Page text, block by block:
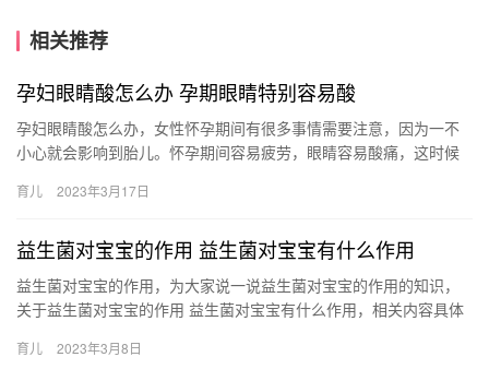
相关推荐
孕妇眼睛酸怎么办 孕期眼睛特别容易酸
孕妇眼睛酸怎么办，女性怀孕期间有很多事情需要注意，因为一不
小心就会影响到胎儿。怀孕期间容易疲劳，眼睛容易酸痛，这时候
弱…
育儿 2023年3月17日
益生菌对宝宝的作用 益生菌对宝宝有什么作用
益生菌对宝宝的作用，为大家说一说益生菌对宝宝的作用的知识，
关于益生菌对宝宝的作用 益生菌对宝宝有什么作用，相关内容具体
生…
育儿 2023年3月8日